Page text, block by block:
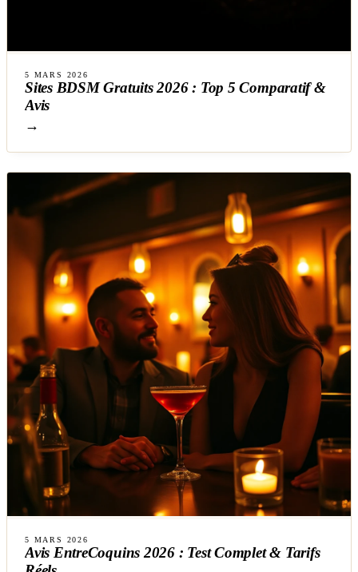
5 MARS 2026
Sites BDSM Gratuits 2026 : Top 5 Comparatif &
Avis
→
5 MARS 2026
Avis EntreCoquins 2026 : Test Complet & Tarifs